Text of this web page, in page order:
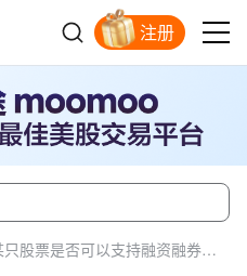
注册
如何知道某只股票是否可以支持融资融券交易